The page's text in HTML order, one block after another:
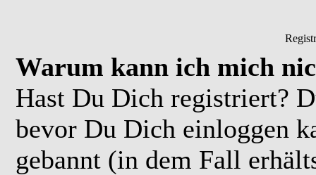
Warum kann ich mich
Hast Du Dich registriert?
bevor Du Dich einloggen
gebannt (in dem Fall